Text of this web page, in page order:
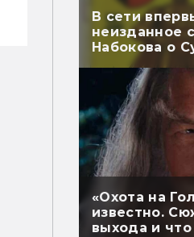
В сети
неизданное
Набокова о
перевели
«Охота на
известно.
выхода и что